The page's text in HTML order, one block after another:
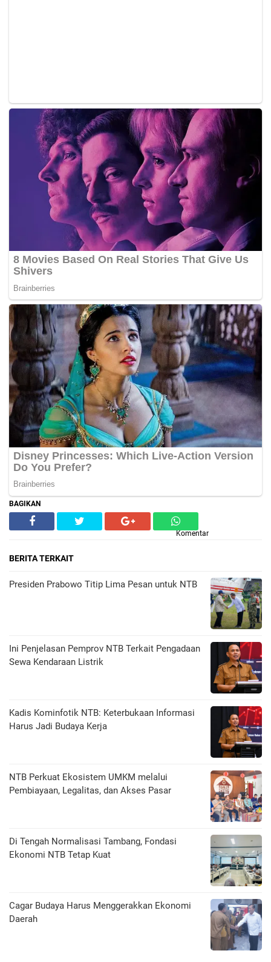
BAGIKAN
Komentar
BERITA TERKAIT
Presiden Prabowo Titip Lima Pesan untuk NTB
Ini Penjelasan Pemprov NTB Terkait Pengadaan
Sewa Kendaraan Listrik
Kadis Kominfotik NTB: Keterbukaan Informasi
Harus Jadi Budaya Kerja
NTB Perkuat Ekosistem UMKM melalui
Pembiayaan, Legalitas, dan Akses Pasar
Di Tengah Normalisasi Tambang, Fondasi
Ekonomi NTB Tetap Kuat
Cagar Budaya Harus Menggerakkan Ekonomi
Daerah